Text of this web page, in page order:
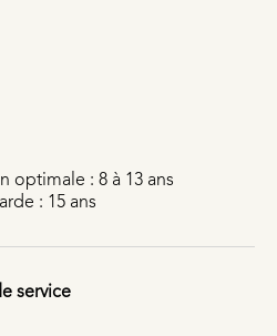
optimale : 8 à 13 ans
: 15 ans
service